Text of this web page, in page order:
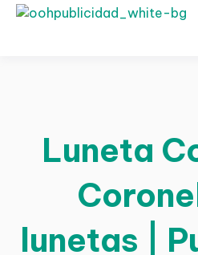
Luneta
lunetas |